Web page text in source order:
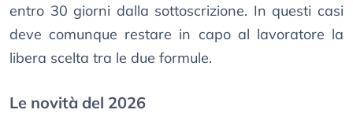
entro 30 giorni dalla sottoscrizione. In questi casi
deve comunque restare in capo al lavoratore la
libera scelta tra le due formule.
Le novità del 2026